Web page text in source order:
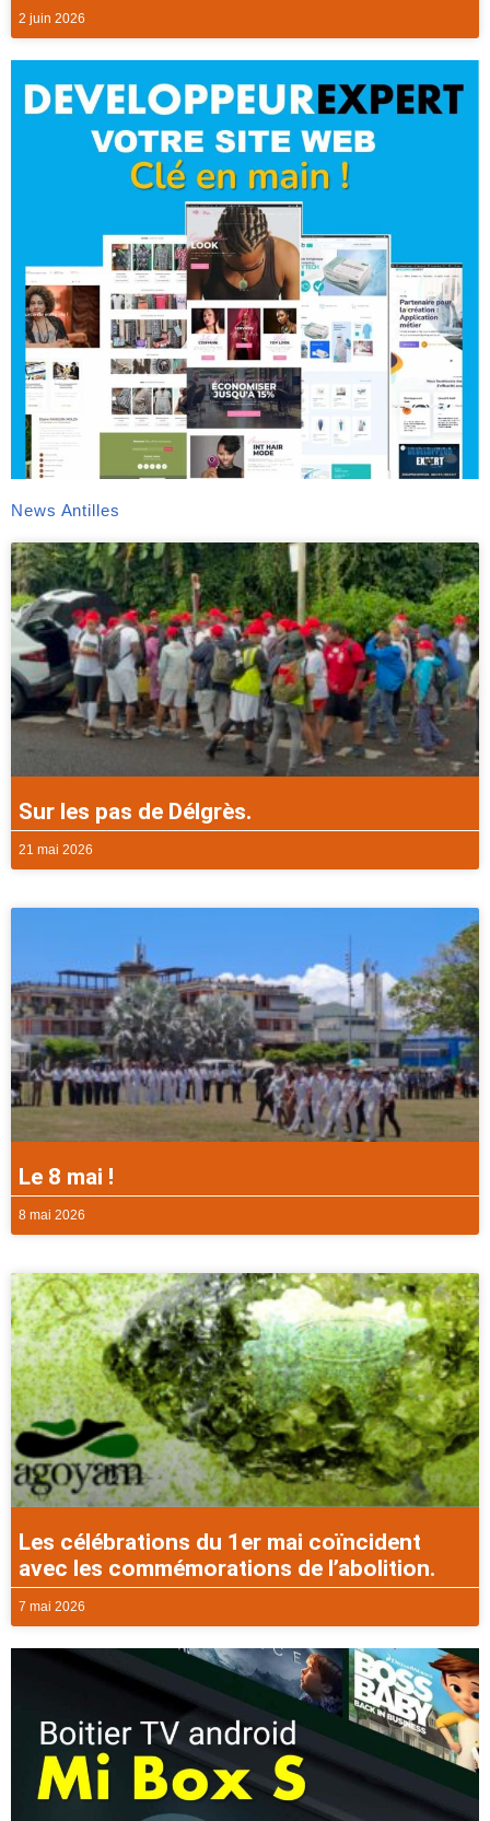
2 juin 2026
News Antilles
Sur les pas de Délgrès.
21 mai 2026
Le 8 mai !
8 mai 2026
Les célébrations du 1er mai coïncident
avec les commémorations de l’abolition.
7 mai 2026